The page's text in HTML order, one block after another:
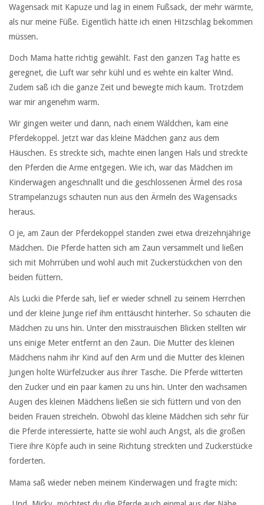
Wagensack mit Kapuze und lag in einem Fußsack, der mehr wärmte,
als nur meine Füße. Eigentlich hätte ich einen Hitzschlag bekommen
müssen.
Doch Mama hatte richtig gewählt. Fast den ganzen Tag hatte es
geregnet, die Luft war sehr kühl und es wehte ein kalter Wind.
Zudem saß ich die ganze Zeit und bewegte mich kaum. Trotzdem
war mir angenehm warm.
Wir gingen weiter und dann, nach einem Wäldchen, kam eine
Pferdekoppel. Jetzt war das kleine Mädchen ganz aus dem
Häuschen. Es streckte sich, machte einen langen Hals und streckte
den Pferden die Arme entgegen. Wie ich, war das Mädchen im
Kinderwagen angeschnallt und die geschlossenen Ärmel des rosa
Strampelanzugs schauten nun aus den Ärmeln des Wagensacks
heraus.
O je, am Zaun der Pferdekoppel standen zwei etwa dreizehnjährige
Mädchen. Die Pferde hatten sich am Zaun versammelt und ließen
sich mit Mohrrüben und wohl auch mit Zuckerstückchen von den
beiden füttern.
Als Lucki die Pferde sah, lief er wieder schnell zu seinem Herrchen
und der kleine Junge rief ihm enttäuscht hinterher. So schauten die
Mädchen zu uns hin. Unter den misstrauischen Blicken stellten wir
uns einige Meter entfernt an den Zaun. Die Mutter des kleinen
Mädchens nahm ihr Kind auf den Arm und die Mutter des kleinen
Jungen holte Würfelzucker aus ihrer Tasche. Die Pferde witterten
den Zucker und ein paar kamen zu uns hin. Unter den wachsamen
Augen des kleinen Mädchens ließen sie sich füttern und von den
beiden Frauen streicheln. Obwohl das kleine Mädchen sich sehr für
die Pferde interessierte, hatte sie wohl auch Angst, als die großen
Tiere ihre Köpfe auch in seine Richtung streckten und Zuckerstücke
forderten.
Mama saß wieder neben meinem Kinderwagen und fragte mich: